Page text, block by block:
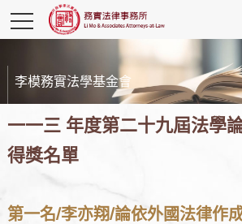
李模務實法學基金會
一一三 年度第二十九屆法學
得獎名單
第一名/李亦翔/論依外國法律作